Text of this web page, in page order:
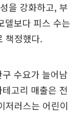
을 강화하고, 부
델보다 피스 수는
책정했다.
수요가 늘어남
고리 매출은 전
저러스는 어린이